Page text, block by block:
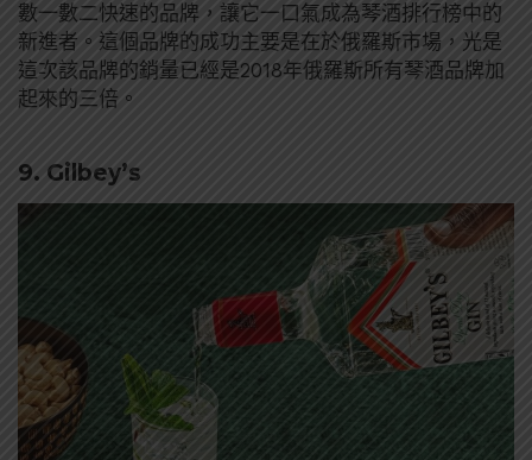
數一數二快速的品牌，讓它一口氣成為琴酒排行榜中的
新進者。這個品牌的成功主要是在於俄羅斯市場，光是
這次該品牌的銷量已經是2018年俄羅斯所有琴酒品牌加
起來的三倍。
9. Gilbey’s